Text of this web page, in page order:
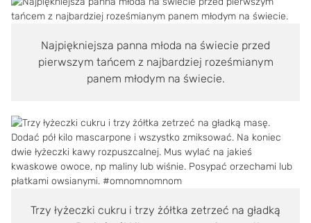
Najpiękniejsza panna młoda na świecie przed
pierwszym tańcem z najbardziej roześmianym
panem młodym na świecie.
Trzy łyżeczki cukru i trzy żółtka zetrzeć na gładką